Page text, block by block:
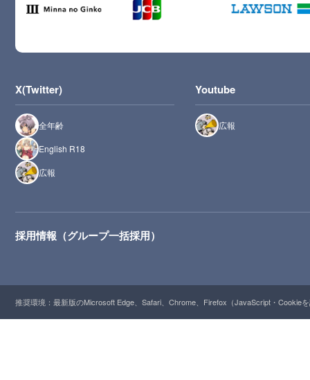
X(Twitter)
全年齢
English R18
広報
Youtube
広報
採用情報（グループ一括採用）
推奨環境：最新版のMicrosoft Edge、Safari、Chrome、Firefox（JavaScript・Cookie